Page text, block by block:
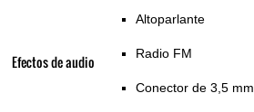
Efectos de audio
Altoparlante
Radio FM
Conector de 3,5 mm